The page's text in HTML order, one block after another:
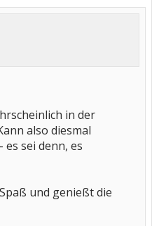
in der
also diesmal
sei denn, es
und genießt die